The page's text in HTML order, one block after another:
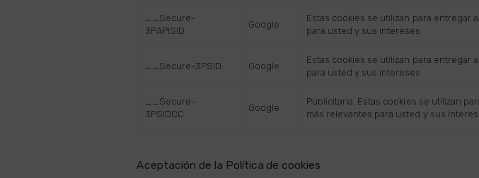
__Secure-
3PAPISID
Google
Estas cookies se utilizan para entregar
para usted y sus intereses
__Secure-3PSID Google
Estas cookies se utilizan para entregar
para usted y sus intereses
__Secure-
3PSIDCC
Google
Publicitaria. Estas cookies se utilizan
más relevantes para usted y sus
Aceptación de la Política de cookies